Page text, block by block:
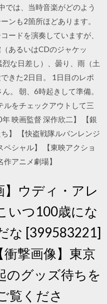
は、当時音楽がどのよう
ンも2箇所ほどあります。
ードを演奏していますが、
あるいはCDのジャケッ
な日差し）、曇り、雨（土
きた2日目。 1日目のレポ
。 朝、6時起きして準備。
ルをチェックアウトして三
映画監督 深作欣二】 【銀
】 【快盗戦隊ルパンレンジ
ペシャル】 【東映アクショ
アニメ劇場】
】ウディ・アレ
いつ100歳にな
な [399583221]
撃画像】東京
のグッズ待ちを
覧くださ